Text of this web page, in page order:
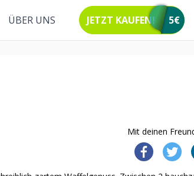
ÜBER UNS JETZT KAUFEN! 5€
Mit deinen